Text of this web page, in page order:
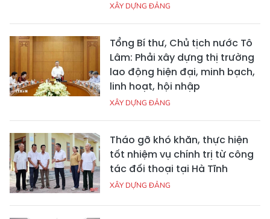
XÂY DỰNG ĐẢNG
Tổng Bí thư, Chủ tịch nước Tô
Lâm: Phải xây dựng thị trường
lao động hiện đại, minh bạch,
linh hoạt, hội nhập
XÂY DỰNG ĐẢNG
Tháo gỡ khó khăn, thực hiện
tốt nhiệm vụ chính trị từ công
tác đối thoại tại Hà Tĩnh
XÂY DỰNG ĐẢNG